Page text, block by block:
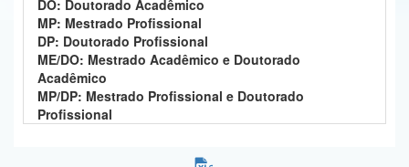
Banco Central do Brasil
Planalto
DO: Doutorado Acadêmico
MP: Mestrado Profissional
DP: Doutorado Profissional
ME/DO: Mestrado Acadêmico e Doutorado
Acadêmico
MP/DP: Mestrado Profissional e Doutorado
Profissional